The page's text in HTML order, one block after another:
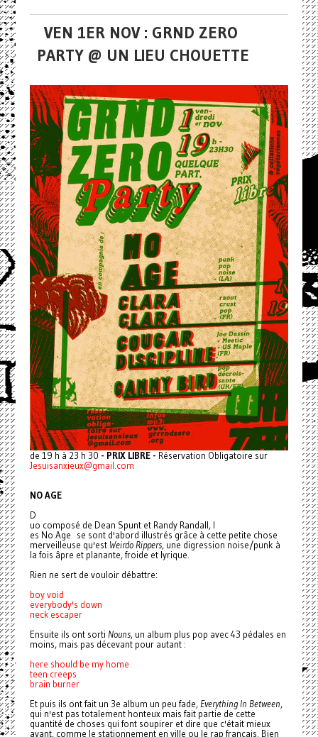
VEN 1ER NOV : GRND ZERO
PARTY @ UN LIEU CHOUETTE
de 19 h à 23 h 30 - PRIX LIBRE - Réservation Obligatoire sur
Jesuisanxieux@gmail.com
NO AGE
D
uo composé de Dean Spunt et Randy Randall, l
es No Age se sont d'abord illustrés grâce à cette petite chose
merveilleuse qu'est Weirdo Rippers, une digression noise/punk à
la fois âpre et planante, froide et lyrique.
Rien ne sert de vouloir débattre:
boy void
everybody's down
neck escaper
Ensuite ils ont sorti Nouns, un album plus pop avec 43 pédales en
moins, mais pas décevant pour autant :
here should be my home
teen creeps
brain burner
Et puis ils ont fait un 3e album un peu fade, Everything In Between,
qui n'est pas totalement honteux mais fait partie de cette
quantité de choses qui font soupirer et dire que c'était mieux
avant, comme le stationnement en ville ou le rap français. Bien